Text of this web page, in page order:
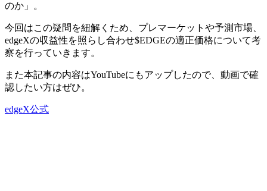
のか」。
今回はこの疑問を紐解くため、プレマーケットや予測市場、
edgeXの収益性を照らし合わせ$EDGEの適正価格について考
察を行っていきます。
また本記事の内容はYouTubeにもアップしたので、動画で確
認したい方はぜひ。
edgeX公式